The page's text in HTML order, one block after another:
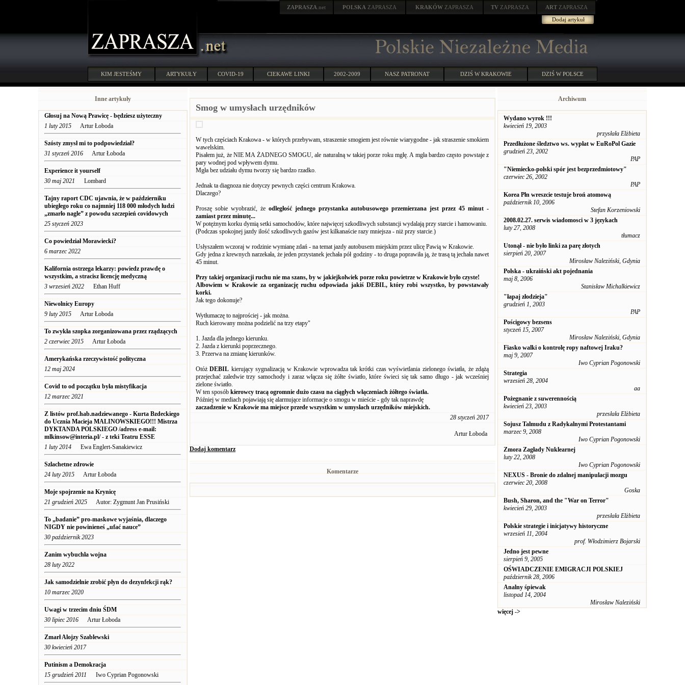
ZAPRASZA .net POLSKA ZAPRASZA KRAKÓW ZAPRASZA TV ZAPRASZA ART ZAPRASZA
Dodaj artykuł
KIM JESTEŚMY ARTYKUŁY COVID-19 CIEKAWE LINKI 2002-2009 NASZ PATRONAT DZIŚ W KRAKOWIE DZIŚ W POLSCE
Inne artykuły
Głosuj na Nową Prawicę - będziesz użyteczny
1 luty 2015 Artur Łoboda
Szósty zmysł mi to podpowiedział?
31 styczeń 2016 Artur Łoboda
Experience it yourself
30 maj 2021 Lombard
Tajny raport CDC ujawnia, że w październiku
ubiegłego roku co najmniej 118 000 młodych ludzi
„zmarło nagle” z powodu szczepień covidowych
25 styczeń 2023
Co powiedział Morawiecki?
6 marzec 2022
Kalifornia ostrzega lekarzy: powiedz prawdę o
wszystkim, a stracisz licencję medyczną
3 wrzesień 2022 Ethan Huff
Niewolnicy Europy
9 luty 2015 Artur Łoboda
To zwykła szopka zorganizowana przez rządzących
2 czerwiec 2015 Artur Łoboda
Amerykańska rzeczywistość polityczna
12 maj 2024
Covid to od początku była mistyfikacja
12 marzec 2021
Z listów prof.hab.nadziewanego - Kurta Bzdeckiego
do Ucznia Macieja MALINOWSKIEGO!!! Mistrza
DYKTANDA POLSKIEGO /adress e-mail:
mlkinsow@interia.pl/ - z teki Teatru ESSE
1 luty 2014 Ewa Englert-Sanakiewicz
Szlachetne zdrowie
24 luty 2015 Artur Łoboda
Moje spojrzenie na Krynicę
21 grudzień 2025 Autor: Zygmunt Jan Prusiński
To „badanie” pro-maskowe wyjaśnia, dlaczego
NIGDY nie powinieneś „ufać nauce”
30 październik 2023
Zanim wybuchła wojna
28 luty 2022
Jak samodzielnie zrobić płyn do dezynfekcji rąk?
10 marzec 2020
Uwagi w trzecim dniu ŚDM
30 lipiec 2016 Artur Łoboda
Zmarł Alojzy Szablewski
30 kwiecień 2017
Putinism a Demokracja
15 grudzień 2011 Iwo Cyprian Pogonowski
Smog w umysłach urzędników
W tych częściach Krakowa - w których przebywam, straszenie smogiem jest równie wiarygodne - jak straszenie smokiem
wawelskim.
Pisałem już, że NIE MA ŻADNEGO SMOGU, ale naturalną w takiej porze roku mgłę. A mgła bardzo często powstaje z
pary wodnej pod wpływem dymu.
Mgła bez udziału dymu tworzy się bardzo rzadko.
Jednak ta diagnoza nie dotyczy pewnych części centrum Krakowa.
Dlaczego?
Proszę sobie wyobrazić, że odległość jednego przystanka autobusowego przemierzana jest przez 45 minut -
zamiast przez minutę...
W potężnym korku dymią setki samochodów, które najwięcej szkodliwych substancji wydalają przy starcie i hamowaniu.
(Podczas spokojnej jazdy ilość szkodliwych gazów jest kilkanaście razy mniejsza - niż przy starcie.)
Usłyszałem wczoraj w rodzinie wymianę zdań - na temat jazdy autobusem miejskim przez ulicę Pawią w Krakowie.
Gdy jedna z krewnych narzekała, że jeden przystanek jechała pół godziny - to druga poprawiła ją, że trasą tą jechała nawet
45 minut.
Przy takiej organizacji ruchu nie ma szans, by w jakiejkolwiek porze roku powietrze w Krakowie było czyste!
Albowiem w Krakowie za organizację ruchu odpowiada jakiś DEBIL, który robi wszystko, by powstawały
korki.
Jak tego dokonuje?
Wytłumaczę to najprościej - jak można.
Ruch kierowany można podzielić na trzy etapy"
1. Jazda dla jednego kierunku.
2. Jazda z kierunki poprzecznego.
3. Przerwa na zmianę kierunków.
OtóżDEBIL kierujący sygnalizacją w Krakowie wprowadza tak krótki czas wyświetlania zielonego światła, że zdążą
przejechać zaledwie trzy samochody i zaraz włącza się żółte światło, które świeci się tak samo długo - jak wcześniej
zielone światło.
W ten sposób kierowcy tracą ogromnie dużo czasu na ciągłych włączeniach żółtego światła.
Później w mediach pojawiają się alarmujące informacje o smogu w mieście - gdy tak naprawdę
zaczadzenie w Krakowie ma miejsce przede wszystkim w umysłach urzędników miejskich.
28 styczeń 2017
Artur Łoboda
Dodaj komentarz
Komentarze
Archiwum
Wydano wyrok !!!
kwiecień 19, 2003
przysłała Elżbieta
Przedłużone śledztwo ws. wypłat w EuRoPol Gazie
grudzień 23, 2002
PAP
"Niemiecko-polski spór jest bezprzedmiotowy"
czerwiec 26, 2002
PAP
Korea Płn wreszcie testuje broń atomową
październik 10, 2006
Stefan Korzeniowski
2008.02.27. serwis wiadomosci w 3 językach
luty 27, 2008
tłumacz
Utonął - nie było linki za parę złotych
sierpień 20, 2007
Mirosław Naleziński, Gdynia
Polska - ukraiński akt pojednania
maj 8, 2006
Stanisław Michalkiewicz
"łapaj złodzieja"
grudzień 1, 2003
PAP
Pościgowy bezsens
styczeń 15, 2007
Mirosław Naleziński, Gdynia
Fiasko walki o kontrolę ropy naftowej Iraku?
maj 9, 2007
Iwo Cyprian Pogonowski
Strategia
wrzesień 28, 2004
aa
Pożegnanie z suwerennością
kwiecień 23, 2003
przesłała Elżbieta
Sojusz Talmudu z Radykalnymi Protestantami
marzec 9, 2008
Iwo Cyprian Pogonowski
Zmora Zagłady Nuklearnej
luty 22, 2008
Iwo Cyprian Pogonowski
NEXUS - Bronie do zdalnej manipulacji mozgu
czerwiec 20, 2008
Goska
Bush, Sharon, and the "War on Terror"
kwiecień 29, 2003
przesłała Elżbieta
Polskie strategie i inicjatywy historyczne
wrzesień 11, 2004
prof. Włodzimierz Bojarski
Jedno jest pewne
sierpień 9, 2005
OŚWIADCZENIE EMIGRACJI POLSKIEJ
październik 28, 2006
Analny śpiewak
listopad 14, 2004
Mirosław Naleziński
więcej ->